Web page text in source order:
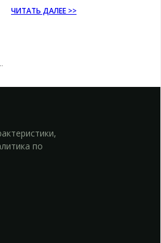
ЧИТАТЬ ДАЛЕЕ >>
по